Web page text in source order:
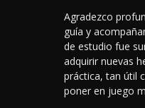
Agradezco
guía y
de estudio fue
adquirir nuevas
práctica, tan útil
poner en juego